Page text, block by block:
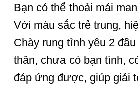
Bạn có thể thoải mái
Với màu sắc trẻ trung,
Chày rung tình yêu 2
thân, chưa có bạn tình,
đáp ứng được, giúp giải